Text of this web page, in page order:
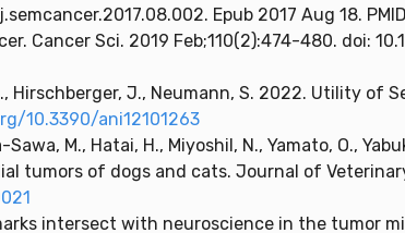
Epub 2017 Aug 18.
Cancer Sci. 2019 Feb;110(2):474-480. doi:
Hirschberger, J., Neumann, S. 2022. Utility of
10.3390/ani12101263
Sawa, M., Hatai, H., MiyoshiI, N., Yamato, O.,
tumors of dogs and cats. Journal of
intersect with neuroscience in the tumor